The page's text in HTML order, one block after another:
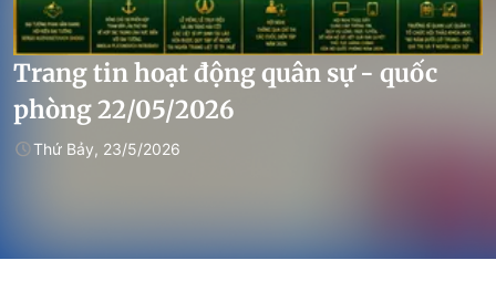
Trang tin hoạt động quân sự - quốc
phòng 22/05/2026
Thứ Bảy, 23/5/2026